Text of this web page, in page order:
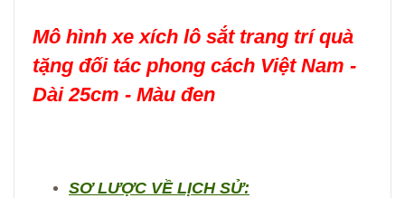
Mô hình xe xích lô sắt trang trí quà
tặng đối tác phong cách Việt Nam -
Dài 25cm - Màu đen
SƠ LƯỢC VỀ LỊCH SỬ: